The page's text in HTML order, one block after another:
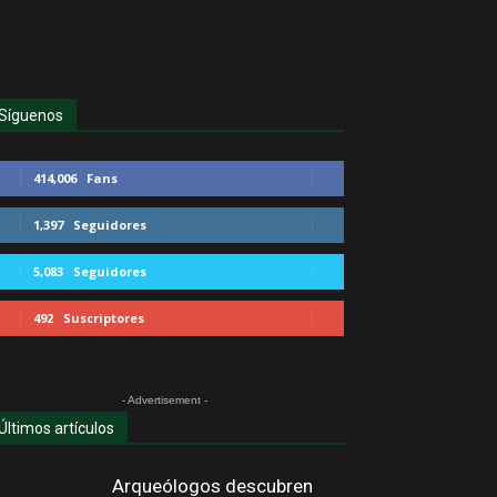
414,006 Fans
1,397 Seguidores
5,083 Seguidores
492 Suscriptores
- Advertisement -
artículos
Arqueólogos descubren